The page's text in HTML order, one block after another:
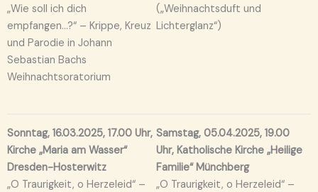
„Wie soll ich dich
empfangen…?“ – Krippe, Kreuz
und Parodie in Johann
Sebastian Bachs
Weihnachtsoratorium
(„Weihnachtsduft und
Lichterglanz“)
Sonntag, 16.03.2025, 17.00 Uhr,
Kirche „Maria am Wasser“
Dresden-Hosterwitz
„O Traurigkeit, o Herzeleid“ –
Samstag, 05.04.2025, 19.00
Uhr, Katholische Kirche „Heilige
Familie“ Münchberg
„O Traurigkeit, o Herzeleid“ –